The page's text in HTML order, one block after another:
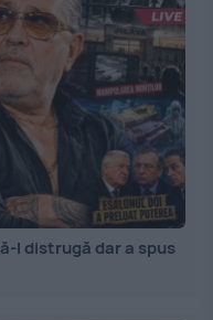
l distrugă dar a spus